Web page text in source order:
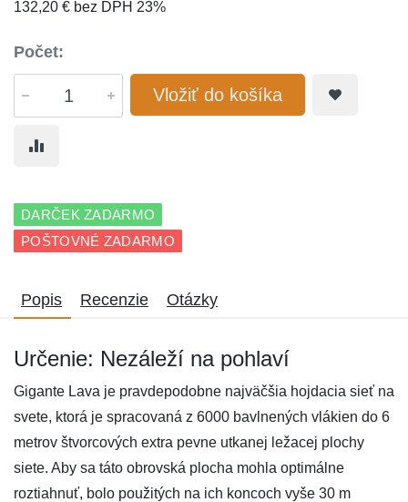
132,20 € bez DPH 23%
Počet:
Vložiť do košíka
DARČEK ZADARMO
POŠTOVNÉ ZADARMO
Popis Recenzie Otázky
Určenie: Nezáleží na pohlaví
Gigante Lava je pravdepodobne najväčšia hojdacia sieť na
svete, ktorá je spracovaná z 6000 bavlnených vlákien do 6
metrov štvorcových extra pevne utkanej ležacej plochy
siete. Aby sa táto obrovská plocha mohla optimálne
roztiahnuť, bolo použitých na ich koncoch vyše 30 m